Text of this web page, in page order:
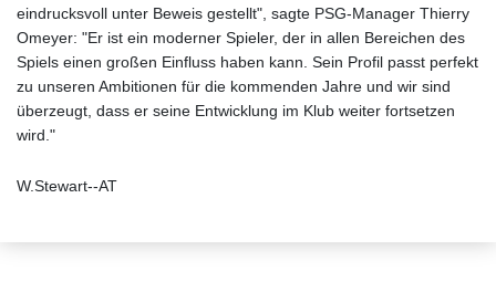
eindrucksvoll unter Beweis gestellt", sagte PSG-Manager Thierry
Omeyer: "Er ist ein moderner Spieler, der in allen Bereichen des
Spiels einen großen Einfluss haben kann. Sein Profil passt perfekt
zu unseren Ambitionen für die kommenden Jahre und wir sind
überzeugt, dass er seine Entwicklung im Klub weiter fortsetzen
wird."
W.Stewart--AT